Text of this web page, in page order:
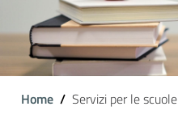
Home Servizi per le scuole